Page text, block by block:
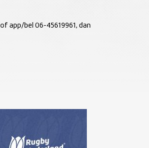
of app/bel 06-45619961, dan